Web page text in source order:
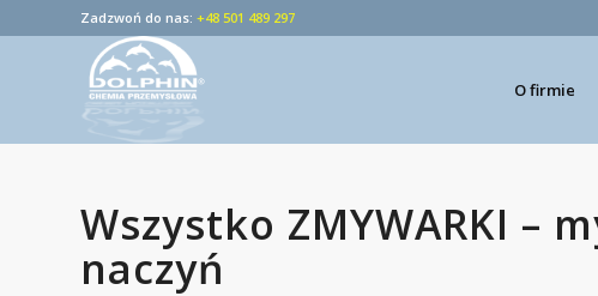
Zadzwoń do nas: +48 501 489 297
O firmie
Wszystko ZMYWARKI –
naczyń